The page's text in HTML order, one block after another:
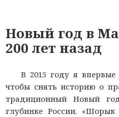
Новый год в
200 лет назад
В 2015 году я
чтобы снять историю о
традиционный Новый
глубинке России. «Шорык